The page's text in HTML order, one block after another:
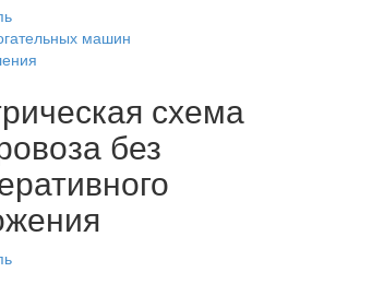
машин
схема
без